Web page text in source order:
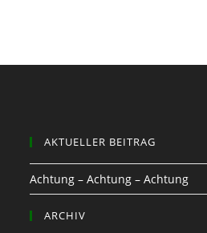
AKTUELLER BEITRAG
Achtung – Achtung – Achtung
ARCHIV